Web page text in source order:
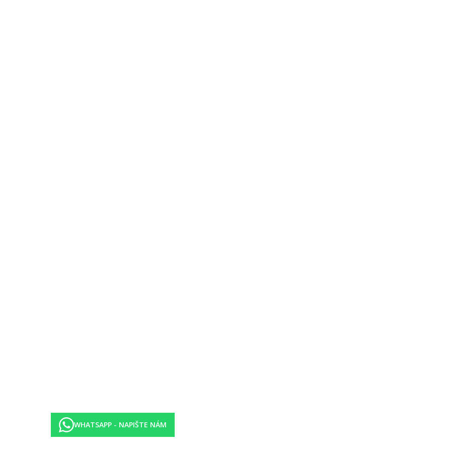
WHATSAPP - NAPIŠTE NÁM